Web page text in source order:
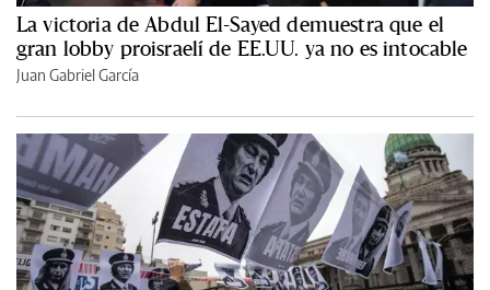
La victoria de Abdul El-Sayed demuestra que el
gran lobby proisraelí de EE.UU. ya no es intocable
Juan Gabriel García